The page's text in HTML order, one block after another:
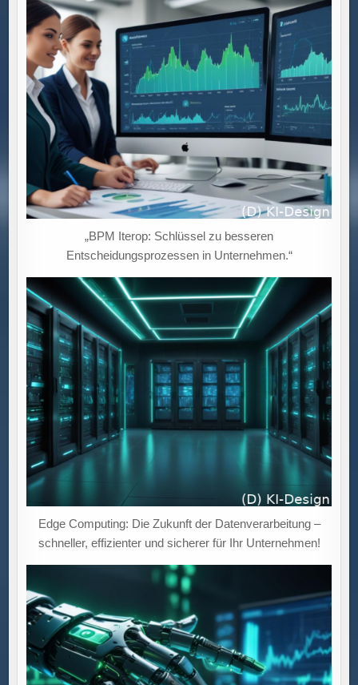
EINHALTEN
SOLLTE:
SICHERHEIT,
VERTRAUEN
UND
GESETZLICHE
ANFORDERUNGEN.“
„BPM Iterop: Schlüssel zu besseren
Entscheidungsprozessen in Unternehmen.“
Edge Computing: Die Zukunft der Datenverarbeitung –
schneller, effizienter und sicherer für Ihr Unternehmen!